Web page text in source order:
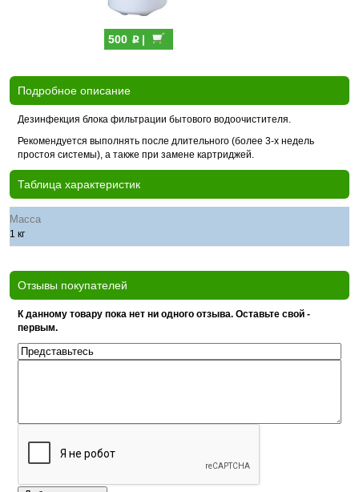
500 p|
Подробное описание
Дезинфекция блока фильтрации бытового водоочистителя.
Рекомендуется выполнять после длительного (более 3-х недель
простоя системы), а также при замене картриджей.
Таблица характеристик
Масса
1 кг
Отзывы покупателей
К данному товару пока нет ни одного отзыва. Оставьте свой -
первым.